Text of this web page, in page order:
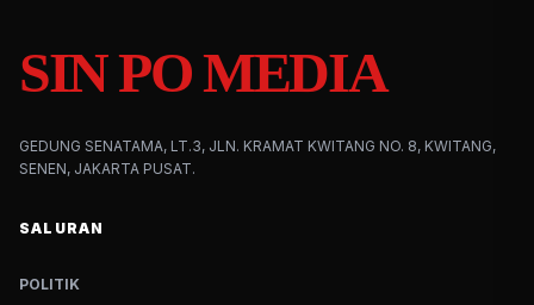
SIN PO MEDIA
GEDUNG SENATAMA, LT.3, JLN. KRAMAT KWITANG NO. 8, KWITANG,
SENEN, JAKARTA PUSAT.
SALURAN
POLITIK